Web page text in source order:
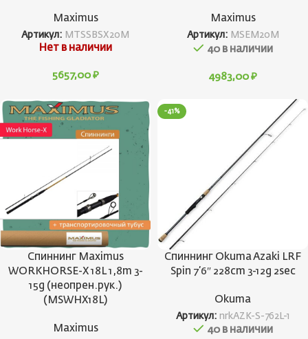
Maximus
Артикул: MTSSBSX20M
Нет в наличии
5657,00 ₽
Maximus
Артикул: MSEM20M
40 в наличии
4983,00 ₽
Спиннинг Maximus
WORKHORSE-X 18L 1,8m 3-
15g (неопрен.рук.)
(MSWHX18L)
Maximus
-41%
Спиннинг Okuma Azaki LRF
Spin 7’6″ 228cm 3-12g 2sec
Okuma
Артикул: nrkAZK-S-762L-1
40 в наличии